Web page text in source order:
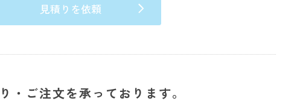
見積りを依頼
・ご注文を承っております。